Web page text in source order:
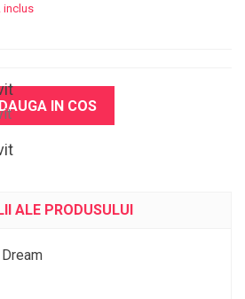
inclus
IN COS
ALE PRODUSULUI